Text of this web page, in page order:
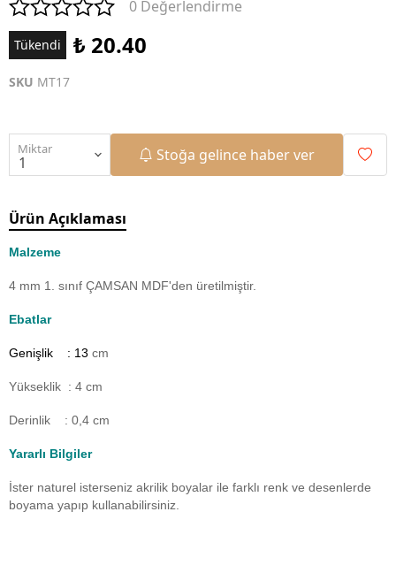
0 Değerlendirme
Tükendi ₺ 20.40
SKU MT17
Miktar Stoğa gelince haber ver
Ürün Açıklaması
Malzeme
4 mm 1. sınıf ÇAMSAN MDF'den üretilmiştir.
Ebatlar
Genişlik : 13 cm
Yükseklik : 4 cm
Derinlik : 0,4 cm
Yararlı Bilgiler
İster naturel isterseniz akrilik boyalar ile farklı renk ve desenlerde
boyama yapıp kullanabilirsiniz.